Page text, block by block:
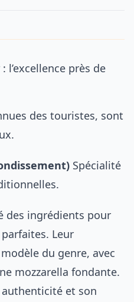
l’excellence près de
des touristes, sont
Spécialité
des ingrédients pour
Leur
du genre, avec
mozzarella fondante.
authenticité et son